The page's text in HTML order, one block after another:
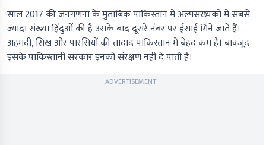
साल 2017 की जनगणना के मुताबिक पाकिस्तान में अल्पसंख्यकों में सबसे
ज्यादा संख्या हिंदुओं की है उसके बाद दूसरे नंबर पर ईसाई गिने जाते हैं।
अहमदी, सिख और पारसियों की तादाद पाकिस्तान में बेहद कम है। बावजूद
इसके पाकिस्तानी सरकार इनको संरक्षण नहीं दे पाती है।
ADVERTISEMENT